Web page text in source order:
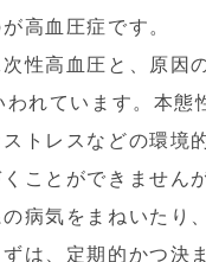
高血圧症です。
性高血圧と、原因
れています。本態
トレスなどの環境
ことができません
病気をまねいたり
は、定期的かつ決